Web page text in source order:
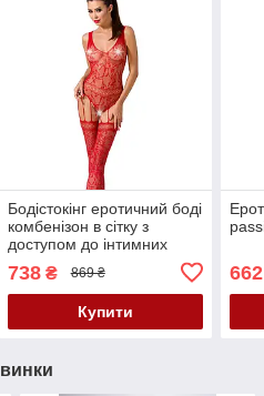
Бодістокінг еротичний боді
комбенізон в сітку з
доступом до інтимних
BS051 розмір S Кайф
738₴ 869 ₴
Купити
662